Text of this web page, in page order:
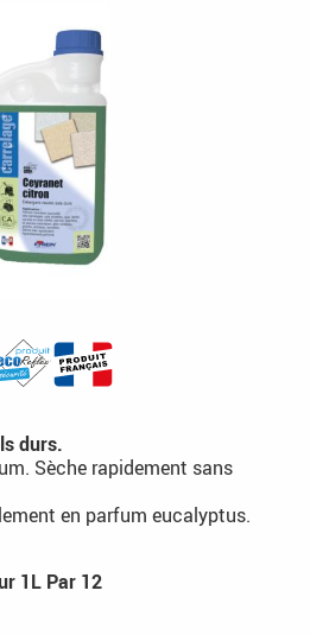
durs.
Sèche rapidement sans
en parfum eucalyptus.
1L Par 12